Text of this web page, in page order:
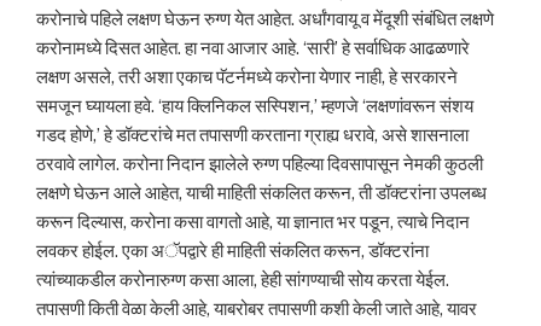
करोनाचे पहिले लक्षण घेऊन रुग्ण येत आहेत. अर्धांगवायू व मेंदूशी संबंधित लक्षणे
करोनामध्ये दिसत आहेत. हा नवा आजार आहे. ‘सारी’ हे सर्वाधिक आढळणारे
लक्षण असले, तरी अशा एकाच पॅटर्नमध्ये करोना येणार नाही, हे सरकारने
समजून घ्यायला हवे. ‘हाय क्लिनिकल सस्पिशन,’ म्हणजे ‘लक्षणांवरून संशय
गडद होणे,’ हे डॉक्टरांचे मत तपासणी करताना ग्राह्य धरावे, असे शासनाला
ठरवावे लागेल. करोना निदान झालेले रुग्ण पहिल्या दिवसापासून नेमकी कुठली
लक्षणे घेऊन आले आहेत, याची माहिती संकलित करून, ती डॉक्टरांना उपलब्ध
करून दिल्यास, करोना कसा वागतो आहे, या ज्ञानात भर पडून, त्याचे निदान
लवकर होईल. एका अॅपद्वारे ही माहिती संकलित करून, डॉक्टरांना
त्यांच्याकडील करोनारुग्ण कसा आला, हेही सांगण्याची सोय करता येईल.
तपासणी किती वेळा केली आहे, याबरोबर तपासणी कशी केली जाते आहे, यावर